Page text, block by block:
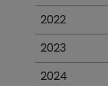
2022
2023
2024